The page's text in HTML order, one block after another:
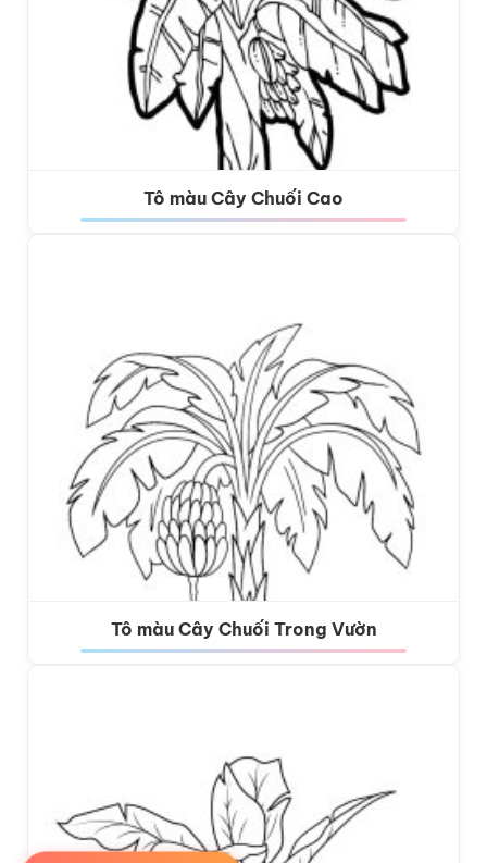
Tô màu Cây Chuối Cao
Tô màu Cây Chuối Trong Vườn